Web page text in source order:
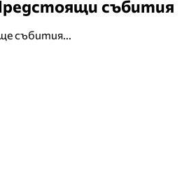
събития
събития...